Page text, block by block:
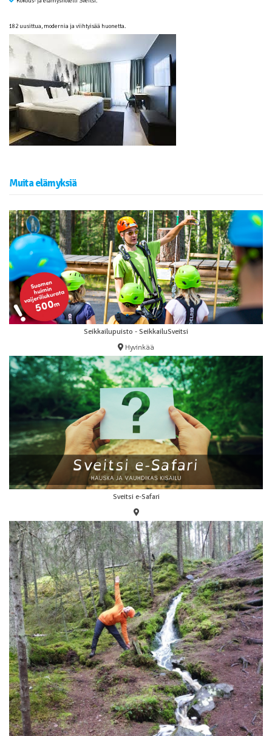
182 uusittua, modernia ja viihtyisää huonetta.
Muita elämyksiä
Seikkailupuisto - SeikkailuSveitsi
Hyvinkää
Sveitsi e-Safari